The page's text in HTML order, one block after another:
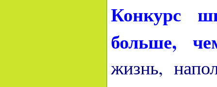
Конкурс
больше,
жизнь,